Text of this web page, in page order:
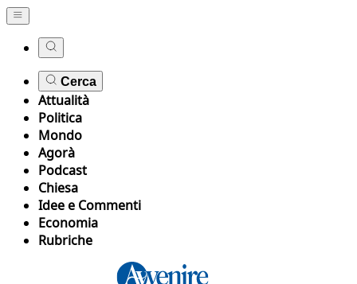
Cerca
Attualità
Politica
Mondo
Agorà
Podcast
Chiesa
Idee e Commenti
Economia
Rubriche